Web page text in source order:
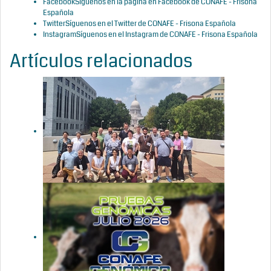
FacebookSíguenos en la página en Facebook de CONAFE - Frisona
Española
TwitterSíguenos en el Twitter de CONAFE - Frisona Española
InstagramSíguenos en el Instagram de CONAFE - Frisona Española
Artículos relacionados
CONAFE
participa en
el WCGALP
2026: más
datos,
mejores
índices y una
genética